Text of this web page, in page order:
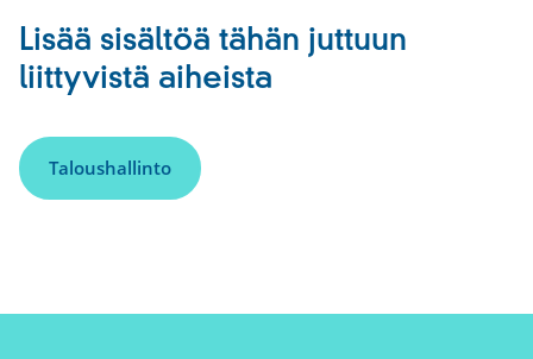
Lisää sisältöä tähän juttuun
liittyvistä aiheista
Taloushallinto